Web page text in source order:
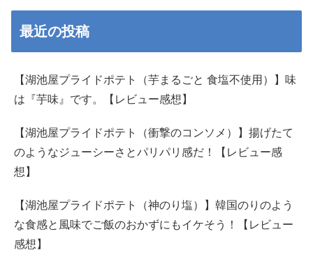
最近の投稿
【湖池屋プライドポテト（芋まるごと 食塩不使用）】味
は『芋味』です。【レビュー感想】
【湖池屋プライドポテト（衝撃のコンソメ）】揚げたて
のようなジューシーさとパリパリ感だ！【レビュー感
想】
【湖池屋プライドポテト（神のり塩）】韓国のりのよう
な食感と風味でご飯のおかずにもイケそう！【レビュー
感想】